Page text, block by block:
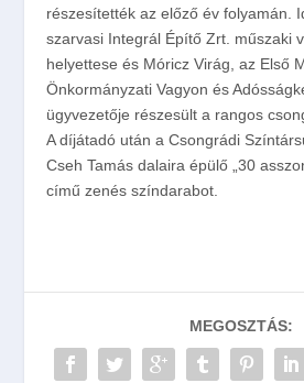
részesítették az előző év folyamán.
szarvasi Integrál Építő Zrt. műszaki
helyettese és Móricz Virág, az Első
Önkormányzati Vagyon és
ügyvezetője részesült a rangos
A díjátadó után a Csongrádi
Cseh Tamás dalaira épülő „30
című zenés színdarabot.
MEGOSZTÁS: